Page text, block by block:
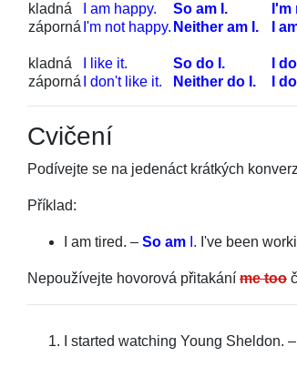
kladná
I am happy. So am I.
I'm
záporná I'm not happy. Neither am I. I
kladná I like it. So do I.
I
záporná
I don't like it. Neither do I. I
Cvičení
Podívejte se na jedenáct krátkých
Příklad:
I am tired. – So am . I've been
Nepoužívejte hovorová přitakání me too
I started watching Young Sheldon.